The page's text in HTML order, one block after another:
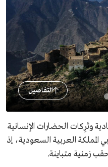
التفاصيل
وتَرِكات الحضارات الإنسانية
العربية السعودية، إذ
زمنية متباينة.